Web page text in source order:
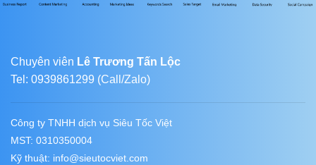
Chuyên viên Lê Trương Tấn Lộc
Tel: 0939861299 (Call/Zalo)
Công ty TNHH dịch vụ Siêu Tốc Việt
MST: 0310350004
Kỹ thuật: info@sieutocviet.com